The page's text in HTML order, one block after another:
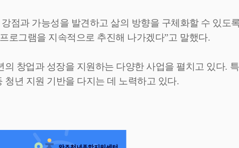
점과 가능성을 발견하고 삶의 방향을 구체화할 수 있도
로그램을 지속적으로 추진해 나가겠다”고 말했다.
창업과 성장을 지원하는 다양한 사업을 펼치고 있다.
청년 지원 기반을 다지는 데 노력하고 있다.